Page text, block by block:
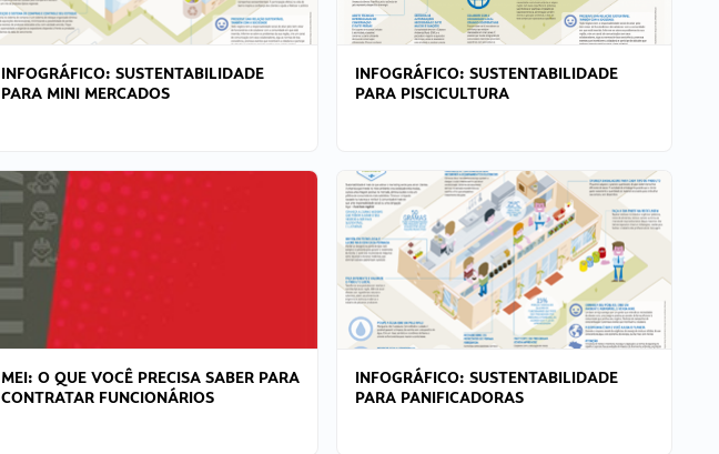
INFOGRÁFICO: SUSTENTABILIDADE
PARA MINI MERCADOS
INFOGRÁFICO: SUSTENTABILIDADE
PARA PISCICULTURA
MEI: O QUE VOCÊ PRECISA SABER PARA
CONTRATAR FUNCIONÁRIOS
INFOGRÁFICO: SUSTENTABILIDADE
PARA PANIFICADORAS